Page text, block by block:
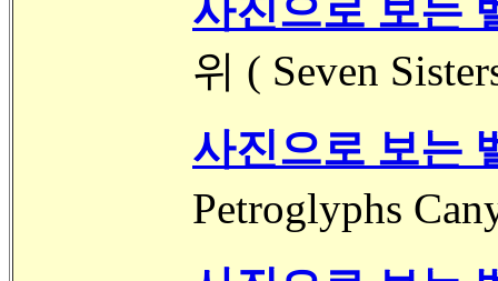
사진으로 보는
위 ( Seven
사진으로 보는
Petroglyphs